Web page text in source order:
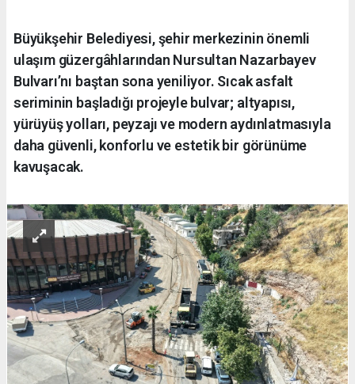
Büyükşehir Belediyesi, şehir merkezinin önemli
ulaşım güzergâhlarından Nursultan Nazarbayev
Bulvarı’nı baştan sona yeniliyor. Sıcak asfalt
seriminin başladığı projeyle bulvar; altyapısı,
yürüyüş yolları, peyzajı ve modern aydınlatmasıyla
daha güvenli, konforlu ve estetik bir görünüme
kavuşacak.